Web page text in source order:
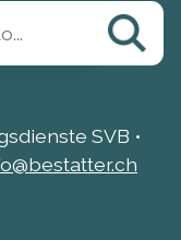
SVB •